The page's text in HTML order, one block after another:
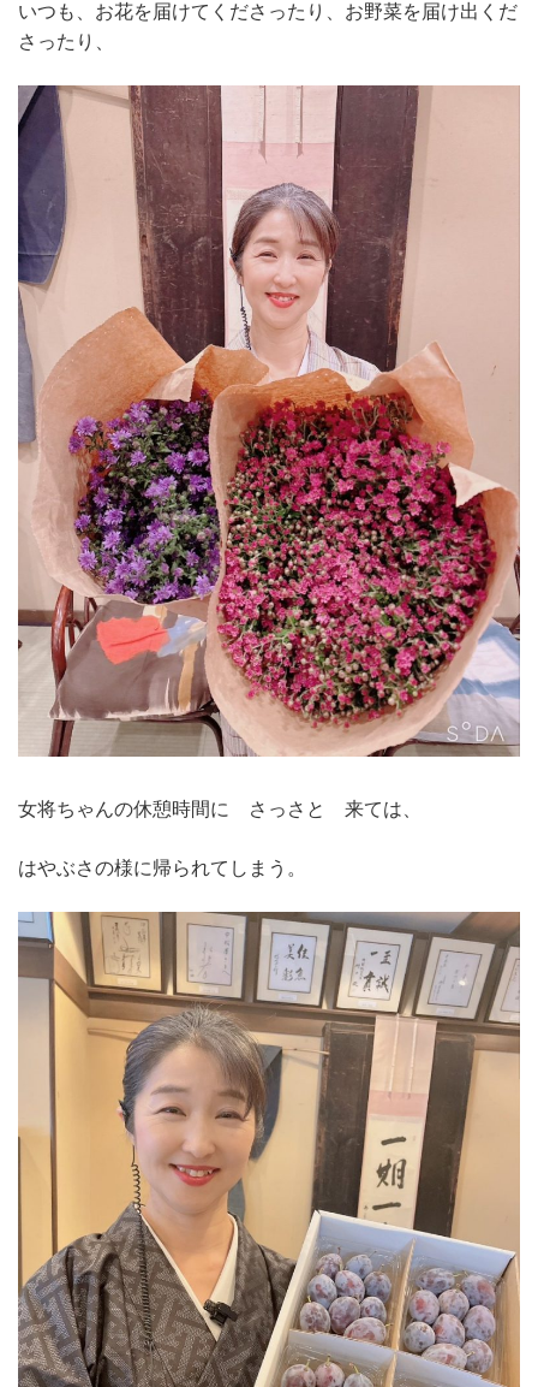
いつも、お花を届けてくださったり、お野菜を届け出くだ
さったり、
女将ちゃんの休憩時間に さっさと 来ては、
はやぶさの様に帰られてしまう。